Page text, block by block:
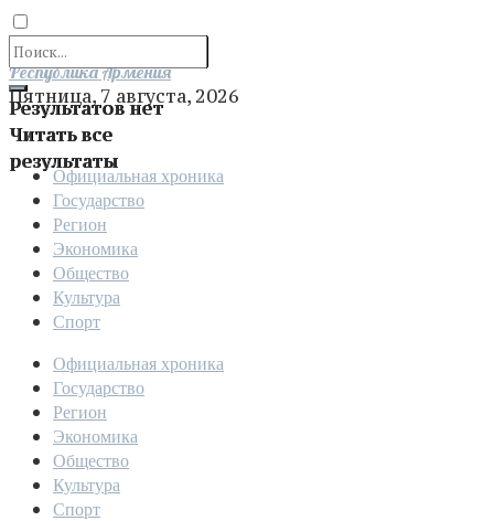
Результатов нет
Читать все
результаты
Отправить
Республика Армения
Пятница, 7 августа, 2026
Официальная хроника
Государство
Регион
Экономика
Общество
Культура
Спорт
Официальная хроника
Государство
Регион
Экономика
Общество
Культура
Спорт